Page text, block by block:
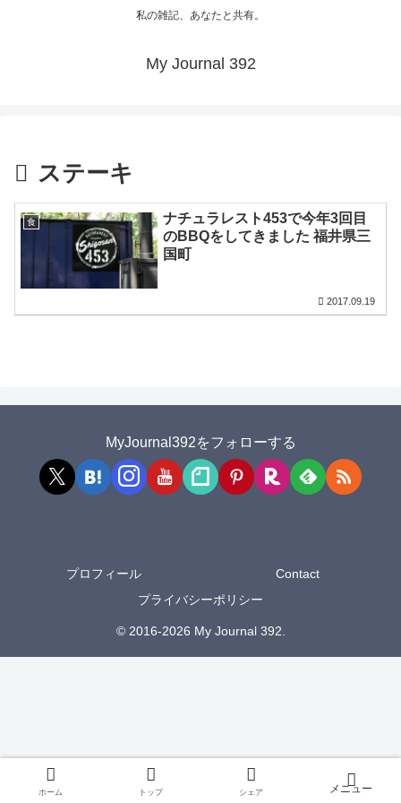
私の雑記、あなたと共有。
My Journal 392
ステーキ
食
ナチュラレスト453で今年3回目
のBBQをしてきました 福井県三
国町
2017.09.19
MyJournal392をフォローする
プロフィール
Contact
プライバシーポリシー
© 2016-2026 My Journal 392.
ホーム トップ シェア